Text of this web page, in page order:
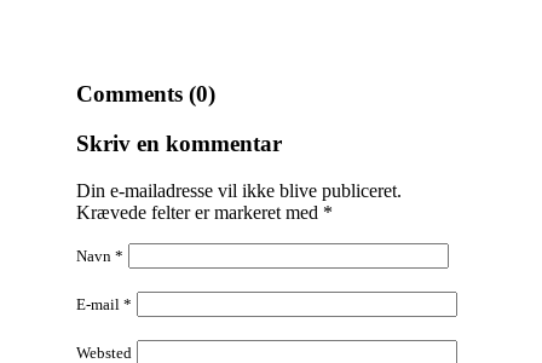
Comments (0)
Skriv en kommentar
Din e-mailadresse vil ikke blive publiceret.
Krævede felter er markeret med *
Navn *
E-mail *
Websted